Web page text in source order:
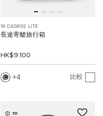
19 DEGREE LITE
長途寄艙旅行箱
HK$9,100
4 比較
3D